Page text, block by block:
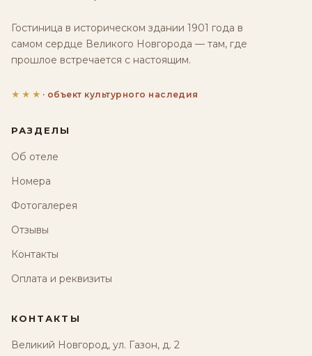
Гостиница в историческом здании 1901 года в
самом сердце Великого Новгорода — там, где
прошлое встречается с настоящим.
★★★ · объект культурного наследия
РАЗДЕЛЫ
Об отеле
Номера
Фотогалерея
Отзывы
Контакты
Оплата и реквизиты
КОНТАКТЫ
Великий Новгород, ул. Газон, д. 2